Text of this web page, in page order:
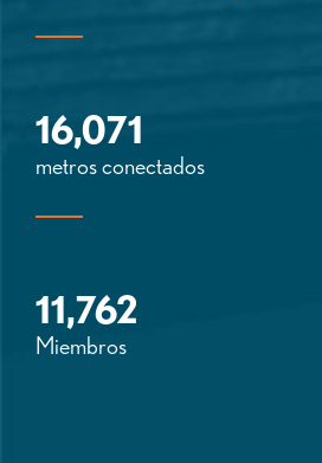
16,071
metros conectados
11,762
Miembros